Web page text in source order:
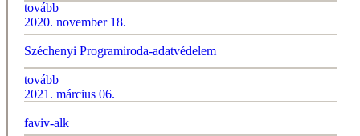
tovább
2020. november 18.
Széchenyi Programiroda-adatvédelem
tovább
2021. március 06.
faviv-alk